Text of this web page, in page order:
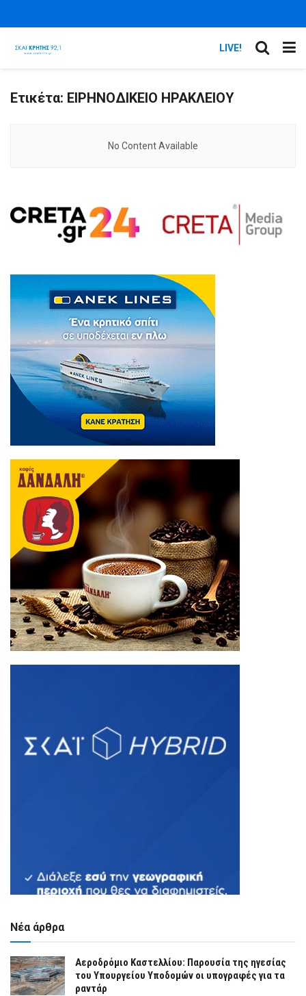
LIVE!
Ετικέτα: ΕΙΡΗΝΟΔΙΚΕΙΟ ΗΡΑΚΛΕΙΟΥ
No Content Available
Νέα άρθρα
Αεροδρόμιο Καστελλίου: Παρουσία της ηγεσίας
του Υπουργείου Υποδομών οι υπογραφές για τα
ραντάρ